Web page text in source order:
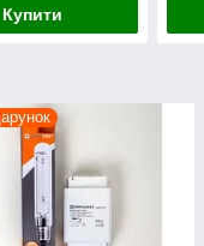
Купити